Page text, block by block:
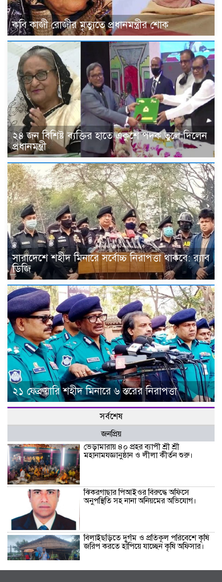
কবি কাজী রোজীর মৃত্যুতে প্রধানমন্ত্রীর শোক
২৪ জন বিশিষ্ট ব্যক্তির হাতে একুশে পদক তুলে দিলেন
প্রধানমন্ত্রী
সারাদেশে শহীদ মিনারে সর্বোচ্চ নিরাপত্তা থাকবে: র‌্যাব
ডিজি
২১ ফেব্রুয়ারি শহীদ মিনারে ৬ স্তরের নিরাপত্তা
সর্বশেষ
জনপ্রিয়
ভেড়ামারায় ৪০ প্রহর ব্যাপী শ্রী শ্রী
মহানামযজ্ঞানুষ্ঠান ও লীলা কীর্তন শুরু।
ঝিকরগাছার পিআইওর বিরুদ্ধে অফিসে
অনুপস্থিতি সহ নানা অনিয়মের অভিযোগ।
বিলাইছড়িতে দুর্গম ও প্রতিকূল পরিবেশে কৃষি
জরিপ করতে হাঁপিয়ে যাচ্ছেন কৃষি অফিসার।